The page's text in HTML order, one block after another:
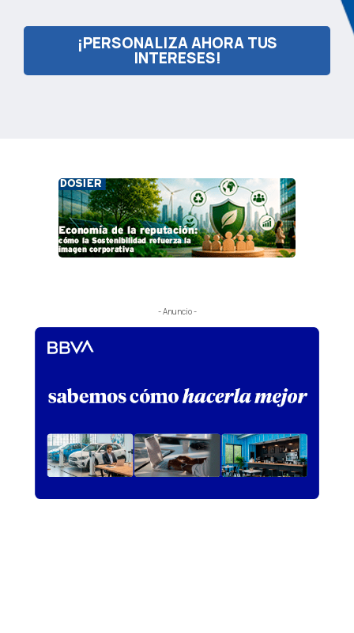
¡PERSONALIZA AHORA TUS
INTERESES!
- Anuncio -